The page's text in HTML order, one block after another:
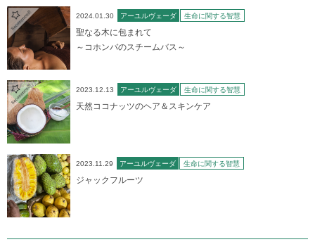
2024.01.30 アーユルヴェーダ 生命に関する智慧
聖なる木に包まれて
～コホンバのスチームバス～
2023.12.13 アーユルヴェーダ 生命に関する智慧
天然ココナッツのヘア＆スキンケア
2023.11.29 アーユルヴェーダ 生命に関する智慧
ジャックフルーツ